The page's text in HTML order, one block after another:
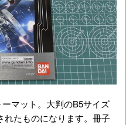
マット。大判のB5サイズ
れたものになります。冊子